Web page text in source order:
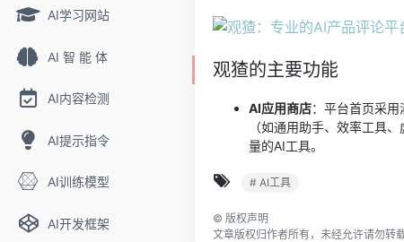
AI学习网站
AI 智 能 体
AI内容检测
AI提示指令
AI训练模型
AI开发框架
观猹的主要功能
AI应用商店：平台首页采
（如通用助手、效率工具
量的AI工具。
# AI工具
© 版权声明
文章版权归作者所有，未经允许请勿转载